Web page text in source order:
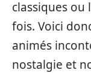
classiques
fois. Voici
animés
nostalgie et